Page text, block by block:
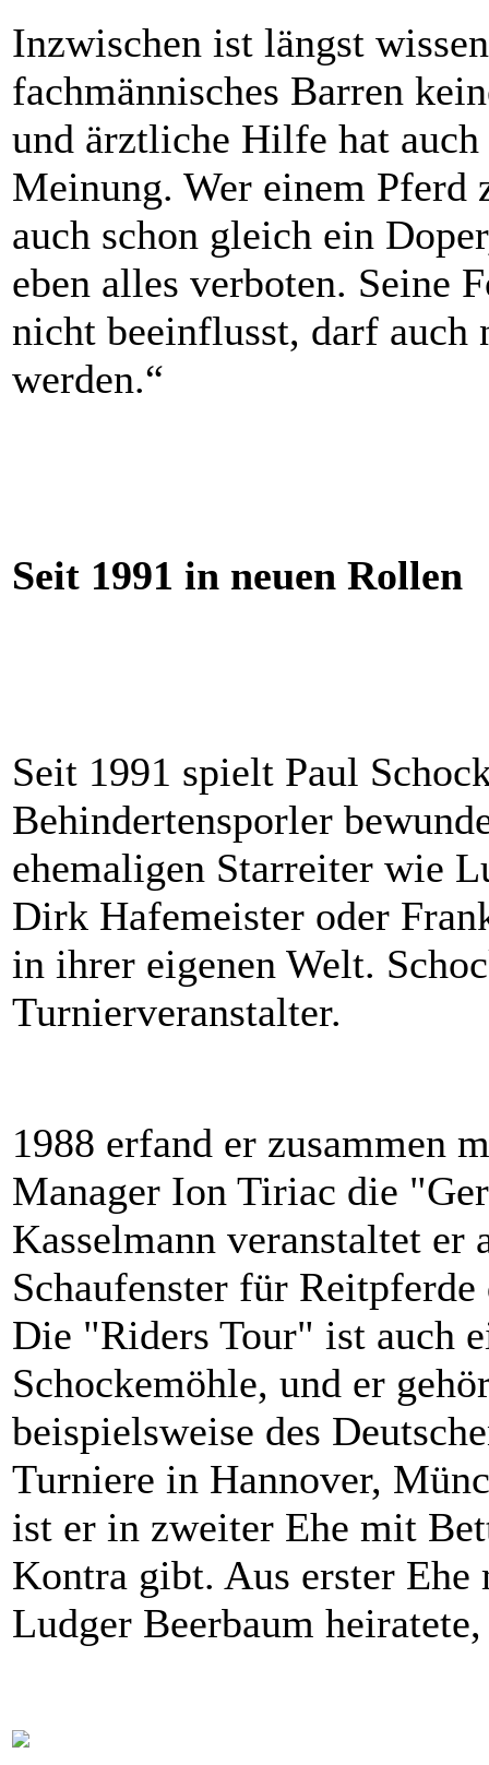
Inzwischen ist längst
fachmännisches Barren
und ärztliche Hilfe hat
Meinung. Wer einem Pferd
auch schon gleich ein
eben alles verboten. Seine
nicht beeinflusst, darf auch
werden.“
Seit 1991 in neuen Rollen
Seit 1991 spielt Paul
Behindertensporler
ehemaligen Starreiter wie
Dirk Hafemeister oder
in ihrer eigenen Welt.
Turnierveranstalter.
1988 erfand er zusammen
Manager Ion Tiriac die
Kasselmann veranstaltet
Schaufenster für
Die "Riders Tour" ist auch
Schockemöhle, und er
beispielsweise des
Turniere in Hannover,
ist er in zweiter Ehe mit
Kontra gibt. Aus erster Ehe
Ludger Beerbaum